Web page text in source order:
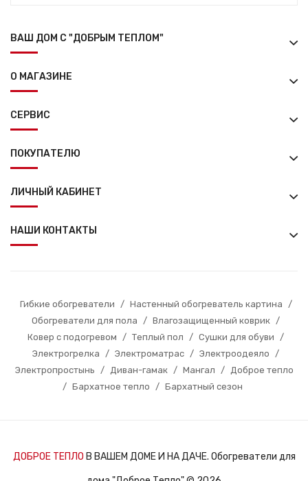
ВАШ ДОМ С "ДОБРЫМ ТЕПЛОМ"
О МАГАЗИНЕ
СЕРВИС
ПОКУПАТЕЛЮ
ЛИЧНЫЙ КАБИНЕТ
НАШИ КОНТАКТЫ
Гибкие обогреватели / Настенный обогреватель картина
/
Обогреватели для пола
/ Влагозащищенный коврик
/
Ковер с подогревом
/ Теплый пол / Сушки для обуви
/
Электрогрелка
/ Электроматрас / Электроодеяло
/
Электропростынь
/ Диван-гамак / Мангал /
Доброе тепло
/ Бархатное тепло / Бархатный сезон
ДОБРОЕ ТЕПЛО В ВАШЕМ ДОМЕ И НА ДАЧЕ. Обогреватели для